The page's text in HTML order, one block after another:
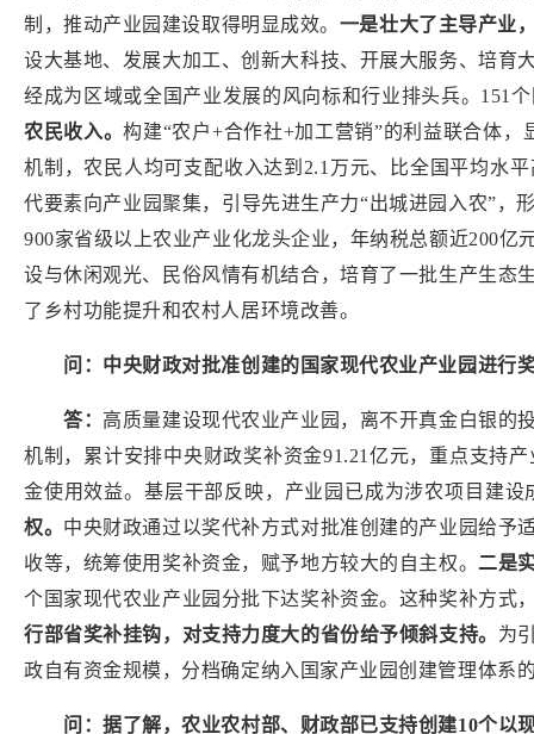
制，推动产业园建设取得明显成效。 一是壮大了主导产业
设大基地、发展大加工、创新大科技、开展大服务、培育
经成为区域或全国产业发展的风向标和行业排头兵。 151
农民收入。构建“农户+合作社+加工营销”的利益联合体，
机制，农民人均可支配收入达到 2.1 万元、比全国平均水平
代要素向产业园聚集，引导先进生产力“出城进园入农”
900家省级以上农业产业化龙头企业，年纳税总额近200亿
设与休闲观光、民俗风情有机结合，培育了一批生产生态
了乡村功能提升和农村人居环境改善。
问：中央财政对批准创建的国家现代农业产业园进
答： 高质量建设现代农业产业园，离不开真金白银的
机制，累计安排中央财政奖补资金91.21亿元，重点支持
金使用效益。基层干部反映，产业园已成为涉农项目建
权。 中央财政通过以奖代补方式对批准创建的产业园给予
收等，统筹使用奖补资金，赋予地方较大的自主权。 二是
个国家现代农业产业园分批下达奖补资金。这种奖补方式
行部省奖补挂钩，对支持力度大的省份给予倾斜支持。 为
政自有资金规模，分档确定纳入国家产业园创建管理体系
问：据了解，农业农村部、财政部已支持创建10个以